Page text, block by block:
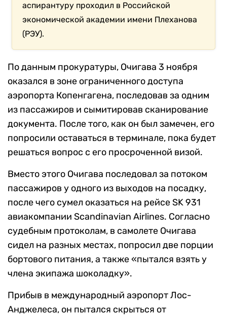
аспирантуру проходил в Российской
экономической академии имени Плеханова
(РЭУ).
По данным прокуратуры, Очигава 3 ноября
оказался в зоне ограниченного доступа
аэропорта Копенгагена, последовав за одним
из пассажиров и сымитировав сканирование
документа. После того, как он был замечен, его
попросили оставаться в терминале, пока будет
решаться вопрос с его просроченной визой.
Вместо этого Очигава последовал за потоком
пассажиров у одного из выходов на посадку,
после чего сумел оказаться на рейсе SK 931
авиакомпании Scandinavian Airlines. Согласно
судебным протоколам, в самолете Очигава
сидел на разных местах, попросил две порции
бортового питания, а также «пытался взять у
члена экипажа шоколадку».
Прибыв в международный аэропорт Лос-
Анджелеса, он пытался скрыться от